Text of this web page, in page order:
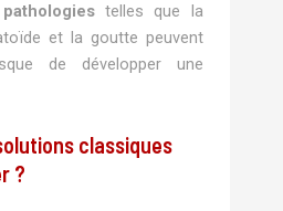
telles que la
et la goutte peuvent
de développer une
classiques
?